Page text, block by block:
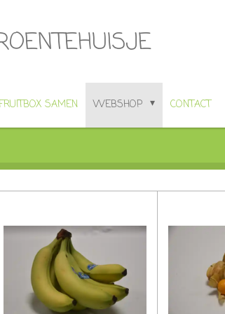
SAMEN WEBSHOP CONTACT